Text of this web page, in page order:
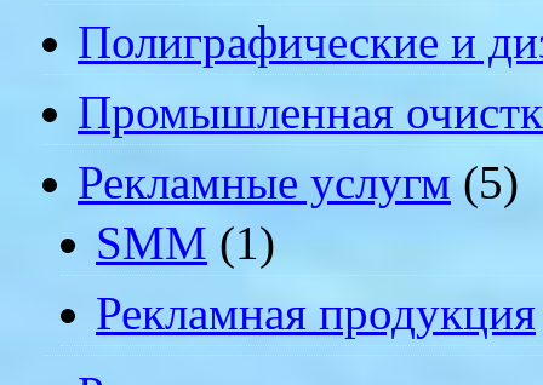
Полиграфические и
Промышленная
Рекламные услугм (5)
SMM (1)
Рекламная продукция